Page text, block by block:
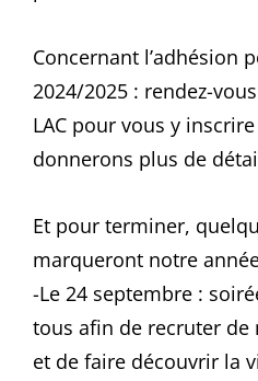
Concernant l’adhésion
2024/2025 : rendez-
LAC pour vous y
donnerons plus de
Et pour terminer,
marqueront notre
-Le 24 septembre :
tous afin de recruter de
et de faire découvrir la